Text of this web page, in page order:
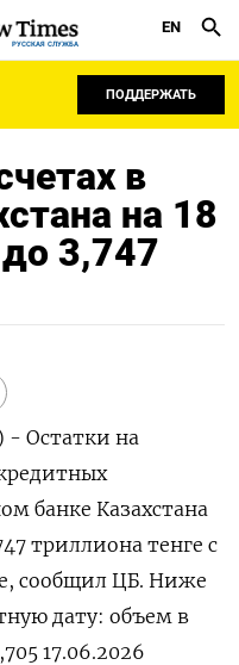
РУССКАЯ СЛУЖБА
EN
ПОДДЕРЖАТЬ
в
на 18
3,747
‌Остатки ​на
‌банке Казахстана
триллиона тенге ​с
сообщил ЦБ. Ниже
‌дату: объем в
17.06.2026